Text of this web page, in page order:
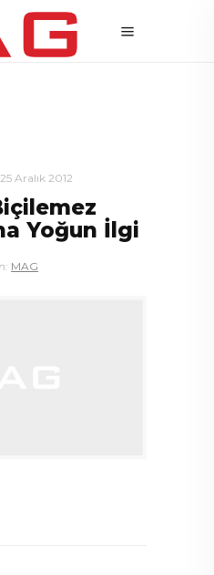
25 Aralık 2012
Yoğun İlgi
MAG